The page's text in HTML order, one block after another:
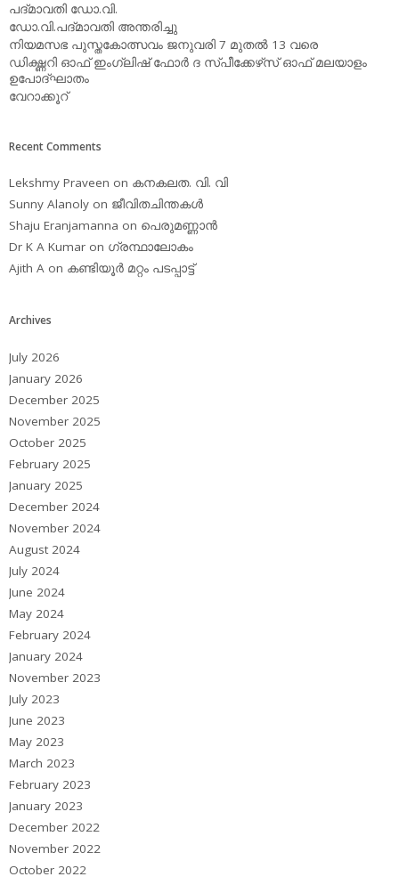
പദ്മാവതി ഡോ.വി.
ഡോ.വി.പദ്മാവതി അന്തരിച്ചു
നിയമസഭ പുസ്തകോത്സവം ജനുവരി 7 മുതല്‍ 13 വരെ
ഡിക്ഷ്ണറി ഓഫ് ഇംഗ്ലിഷ് ഫോര്‍ ദ സ്പീക്കേഴ്‌സ് ഓഫ് മലയാളം
ഉപോദ്ഘാതം
വേറാക്കൂറ്
Recent Comments
Lekshmy Praveen on കനകലത. വി. വി
Sunny Alanoly on ജീവിതചിന്തകള്‍
Shaju Eranjamanna on പെരുമണ്ണാന്‍
Dr K A Kumar on ഗ്രന്ഥാലോകം
Ajith A on കണ്ടിയൂര്‍ മറ്റം പടപ്പാട്ട്‌
Archives
July 2026
January 2026
December 2025
November 2025
October 2025
February 2025
January 2025
December 2024
November 2024
August 2024
July 2024
June 2024
May 2024
February 2024
January 2024
November 2023
July 2023
June 2023
May 2023
March 2023
February 2023
January 2023
December 2022
November 2022
October 2022